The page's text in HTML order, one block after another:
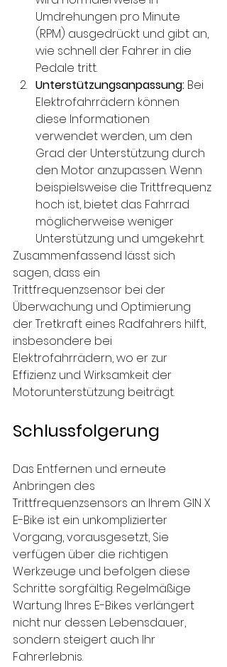
Umdrehungen pro Minute
(RPM) ausgedrückt und gibt an,
wie schnell der Fahrer in die
Pedale tritt.
Unterstützungsanpassung: Bei
Elektrofahrrädern können
diese Informationen
verwendet werden, um den
Grad der Unterstützung durch
den Motor anzupassen. Wenn
beispielsweise die Trittfrequenz
hoch ist, bietet das Fahrrad
möglicherweise weniger
Unterstützung und umgekehrt.
Zusammenfassend lässt sich
sagen, dass ein
Trittfrequenzsensor bei der
Überwachung und Optimierung
der Tretkraft eines Radfahrers hilft,
insbesondere bei
Elektrofahrrädern, wo er zur
Effizienz und Wirksamkeit der
Motorunterstützung beiträgt.
Schlussfolgerung
Das Entfernen und erneute
Anbringen des
Trittfrequenzsensors an Ihrem GIN X
E-Bike ist ein unkomplizierter
Vorgang, vorausgesetzt, Sie
verfügen über die richtigen
Werkzeuge und befolgen diese
Schritte sorgfältig. Regelmäßige
Wartung Ihres E-Bikes verlängert
nicht nur dessen Lebensdauer,
sondern steigert auch Ihr
Fahrerlebnis.